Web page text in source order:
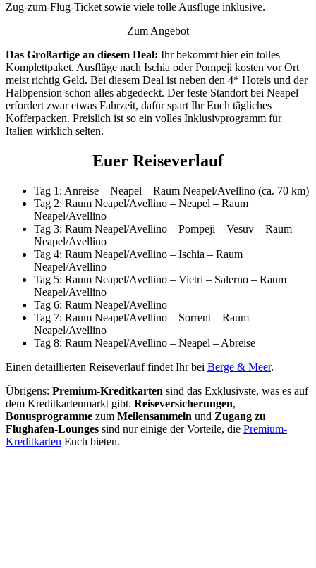
Zug-zum-Flug-Ticket sowie viele tolle Ausflüge inklusive.
Zum Angebot
Das Großartige an diesem Deal: Ihr bekommt hier ein tolles
Komplettpaket. Ausflüge nach Ischia oder Pompeji kosten vor Ort
meist richtig Geld. Bei diesem Deal ist neben den 4* Hotels und der
Halbpension schon alles abgedeckt. Der feste Standort bei Neapel
erfordert zwar etwas Fahrzeit, dafür spart Ihr Euch tägliches
Kofferpacken. Preislich ist so ein volles Inklusivprogramm für
Italien wirklich selten.
Euer Reiseverlauf
Tag 1: Anreise – Neapel – Raum Neapel/Avellino (ca. 70 km)
Tag 2: Raum Neapel/Avellino – Neapel – Raum
Neapel/Avellino
Tag 3: Raum Neapel/Avellino – Pompeji – Vesuv – Raum
Neapel/Avellino
Tag 4: Raum Neapel/Avellino – Ischia – Raum
Neapel/Avellino
Tag 5: Raum Neapel/Avellino – Vietri – Salerno – Raum
Neapel/Avellino
Tag 6: Raum Neapel/Avellino
Tag 7: Raum Neapel/Avellino – Sorrent – Raum
Neapel/Avellino
Tag 8: Raum Neapel/Avellino – Neapel – Abreise
Einen detaillierten Reiseverlauf findet Ihr bei Berge & Meer.
Übrigens: Premium-Kreditkarten sind das Exklusivste, was es auf
dem Kreditkartenmarkt gibt. Reiseversicherungen,
Bonusprogramme zum Meilensammeln und Zugang zu
Flughafen-Lounges sind nur einige der Vorteile, die Premium-
Kreditkarten Euch bieten.